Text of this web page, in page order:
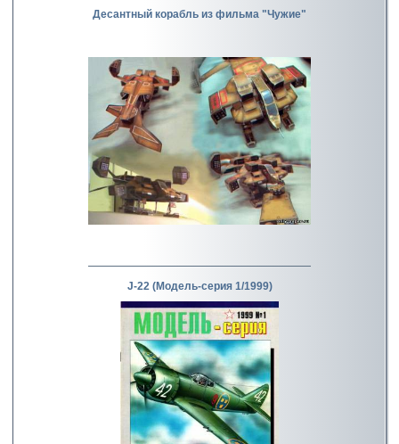
Десантный корабль из фильма "Чужие"
J-22 (Модель-серия 1/1999)